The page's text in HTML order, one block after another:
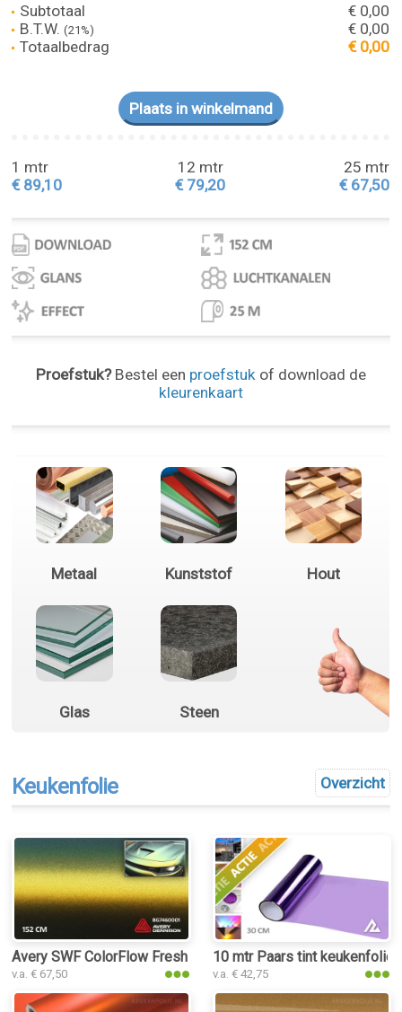
Subtotaal
€ 0,00
B.T.W.(21%)
€ 0,00
Totaalbedrag
€ 0,00
1 mtr
€ 89,10
12 mtr
€ 79,20
25 mtr
€ 67,50
Proefstuk?Bestel een proefstukof download de
kleurenkaart
Metaal Kunststof Hout
Glas Steen
Overzicht
Keukenfolie
Avery SWF ColorFlow Fresh Spring Satin keukenfolie
v.a. € 67,50
10 mtr Paars tint keukenfolie
v.a. € 42,75